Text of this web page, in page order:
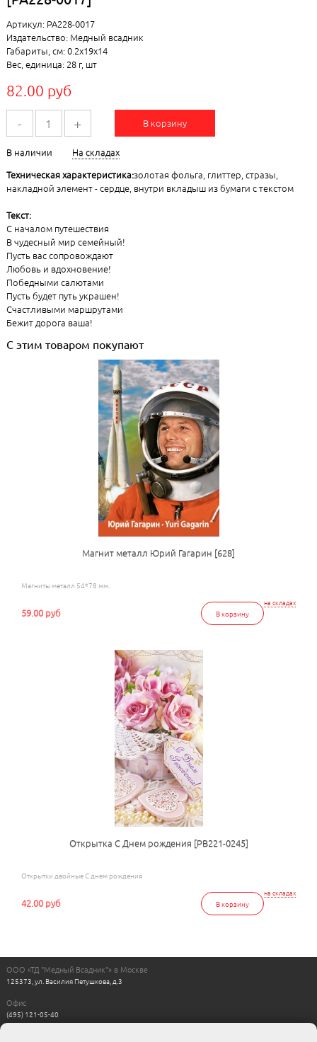
Артикул: РА228-0017
Издательство: Медный всадник
Габариты, см: 0.2x19x14
Вес, единица: 28 г, шт
82.00 руб
- + В корзину
В наличии
На складах
Техническая характеристика:золотая фольга, глиттер, стразы,
накладной элемент - сердце, внутри вкладыш из бумаги с текстом
Текст:
С началом путешествия
В чудесный мир семейный!
Пусть вас сопровождают
Любовь и вдохновение!
Победными салютами
Пусть будет путь украшен!
Счастливыми маршрутами
Бежит дорога ваша!
С этим товаром покупают
Магнит металл Юрий Гагарин [628]
Магниты металл 54*78 мм.
на складах
В корзину
59.00 руб
Открытка С Днем рождения [РВ221-0245]
Открытки двойные С днем рождения
на складах
В корзину
42.00 руб
ООО «ТД "Медный Всадник"» в Москве
125373, ул. Василия Петушкова, д.3
Офис
(495) 121-05-40
Пн-Пт с 11:00 до 17:00